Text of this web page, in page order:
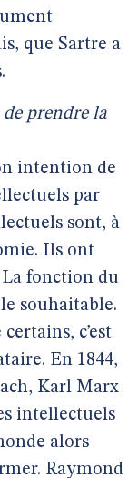
que Sartre a
prendre la
intention de
par
sont, à
Ils ont
La fonction du
souhaitable.
c’est
En 1844,
Karl Marx
intellectuels
alors
Raymond